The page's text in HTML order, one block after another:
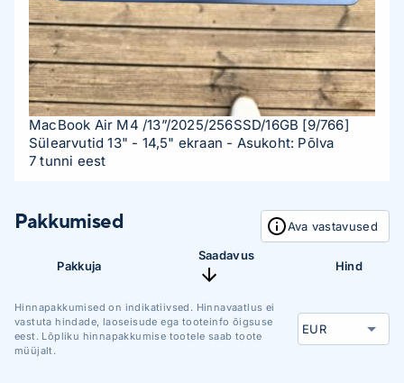
MacBook Air M4 /13”/2025/256SSD/16GB [9/766]
Sülearvutid 13" - 14,5" ekraan - Asukoht: Põlva
7 tunni eest
Pakkumised Ava vastavused
Pakkuja
Saadavus
Hind
Hinnapakkumised on indikatiivsed. Hinnavaatlus ei
vastuta hindade, laoseisude ega tooteinfo õigsuse
eest. Lõpliku hinnapakkumise tootele saab toote
müüjalt.